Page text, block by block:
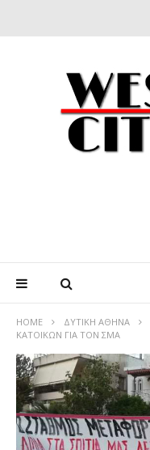
HOME ΔΥΤΙΚΉ ΑΘΉΝΑ
ΚΑΤΟΙΚΩΝ ΓΙΑ ΤΟΝ ΣΜΑ